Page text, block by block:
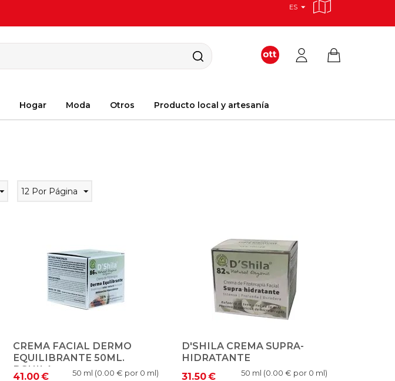
ES
Hogar Moda Otros Producto local y artesanía
12 Por Página
CREMA FACIAL DERMO
EQUILIBRANTE 50ML.
DSHILA
41.00€ 50 ml (0.00 € por 0 ml)
D'SHILA CREMA SUPRA-
HIDRATANTE
31.50€ 50 ml (0.00 € por 0 ml)